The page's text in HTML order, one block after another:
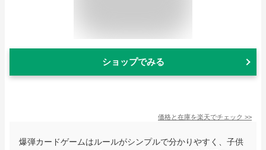
ショップでみる
価格と在庫を楽天でチェック >>
爆弾カードゲームはルールがシンプルで分かりやすく、子供